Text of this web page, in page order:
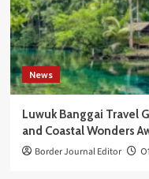
News
Luwuk Banggai Travel
and Coastal Wonders
Border Journal Editor